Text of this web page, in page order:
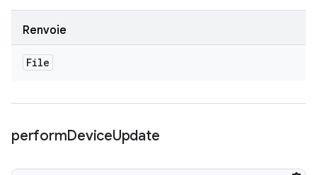
Renvoie
File
performDeviceUpdate